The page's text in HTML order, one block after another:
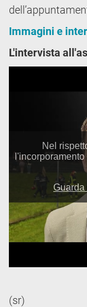
Immagini e
L'intervista
(sr)